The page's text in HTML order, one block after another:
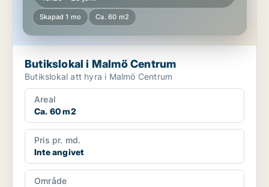
Skapad 1 mo Ca. 60 m2
Butikslokal i Malmö Centrum
Butikslokal att hyra i Malmö Centrum
Areal
Ca. 60 m2
Pris pr. md.
Inte angivet
Område